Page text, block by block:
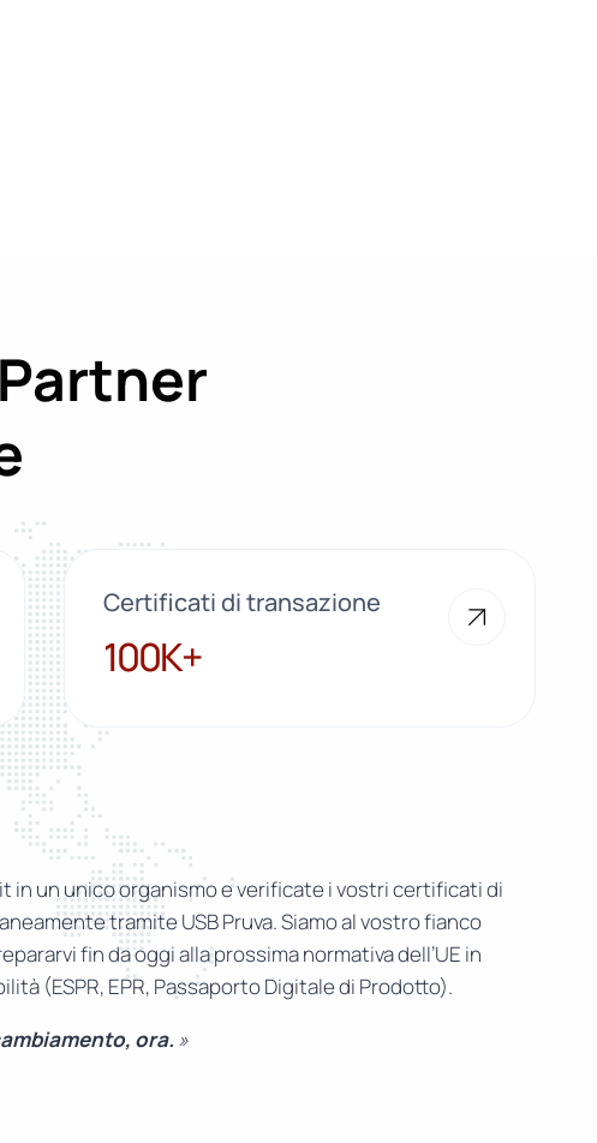
Certificati di transazione
100K+
100K+
in un unico organismo e verificate i vostri certificati di
tramite USB Pruva. Siamo al vostro fianco
fin da oggi alla prossima normativa dell’UE in
(ESPR, EPR, Passaporto Digitale di Prodotto).
ora. »